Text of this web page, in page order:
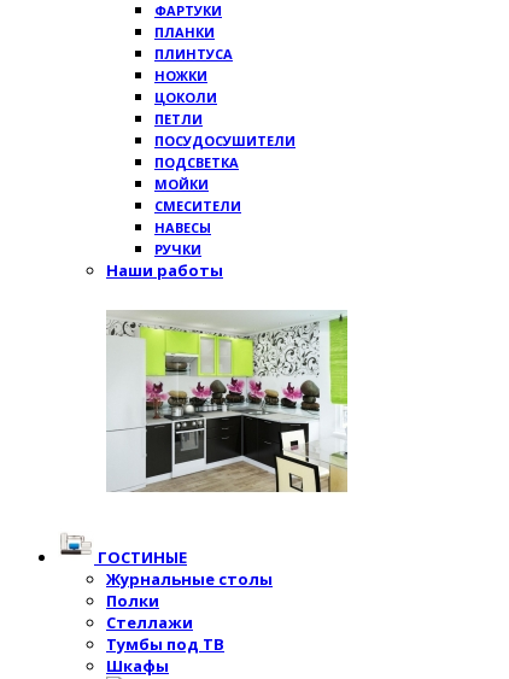
ФАРТУКИ
ПЛАНКИ
ПЛИНТУСА
НОЖКИ
ЦОКОЛИ
ПЕТЛИ
ПОСУДОСУШИТЕЛИ
ПОДСВЕТКА
МОЙКИ
СМЕСИТЕЛИ
НАВЕСЫ
РУЧКИ
Наши работы
ГОСТИНЫЕ
Журнальные столы
Полки
Стеллажи
Тумбы под ТВ
Шкафы